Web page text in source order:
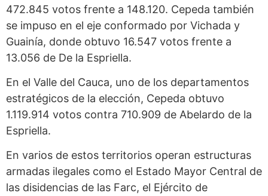
472.845 votos frente a 148.120. Cepeda también
se impuso en el eje conformado por Vichada y
Guainía, donde obtuvo 16.547 votos frente a
13.056 de De la Espriella.
En el Valle del Cauca, uno de los departamentos
estratégicos de la elección, Cepeda obtuvo
1.119.914 votos contra 710.909 de Abelardo de la
Espriella.
En varios de estos territorios operan estructuras
armadas ilegales como el Estado Mayor Central de
las disidencias de las Farc, el Ejército de